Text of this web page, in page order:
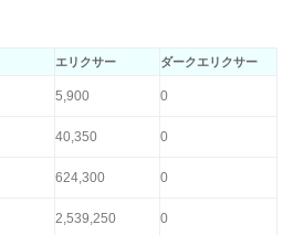
エリクサー ダークエリクサー
5,900 0
40,350 0
624,300 0
2,539,250 0